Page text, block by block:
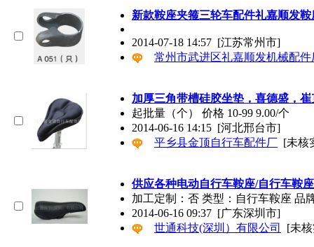
新款鞍座夹箍三轮车配件礼嘉顺发
2014-07-18 14:57 [江苏常州市]
常州市武进区礼嘉顺发机械配
加厚三角带槽硅胶坐垫，喜德盛，
起批量（个） 价格 10-99 9.00/个
2014-06-16 14:15 [河北邢台市]
平乡县金顶自行车配件厂 [未核
供应各种电动自行车鞍座/自行车鞍
加工定制：否 类型：自行车鞍座 品
2014-06-16 09:37 [广东深圳市]
世通科技(深圳）有限公司
[未